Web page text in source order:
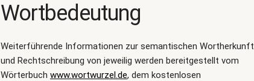
Wortbedeutung
Weiterführende Informationen zur semantischen Wortherkunft
und Rechtschreibung von jeweilig werden bereitgestellt vom
Wörterbuch www.wortwurzel.de, dem kostenlosen